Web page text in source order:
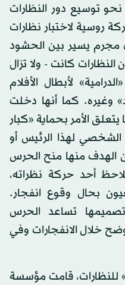
توسيع دور النظارات
روسية لاختبار نظارات
مجرم يسير بين الحشود
كانت - ولا تزال
لأبطال الأفلام
وغيره. كما أنها دخلت
يتعلق الأمر بحماية «كبار
لهذا الرئيس أو
الهدف منها منح الحرس
أحد حركة نظراته،
بحال وقوع انفجار.
تساعد الحرس
خلال الانفجارات وفي
للنظارات، قامت مؤسسة